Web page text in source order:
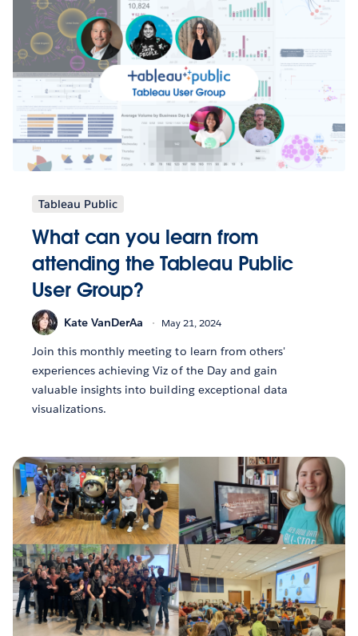
Tableau Public
What can you learn from
attending the Tableau Public
User Group?
Kate VanDerAa May 21, 2024
Join this monthly meeting to learn from others'
experiences achieving Viz of the Day and gain
valuable insights into building exceptional data
visualizations.